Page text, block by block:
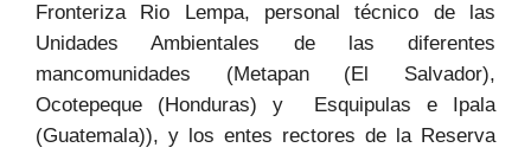
Fronteriza Rio Lempa, personal técnico de las
Unidades Ambientales de las diferentes
mancomunidades (Metapan (El Salvador),
Ocotepeque (Honduras) y Esquipulas e Ipala
(Guatemala)), y los entes rectores de la Reserva